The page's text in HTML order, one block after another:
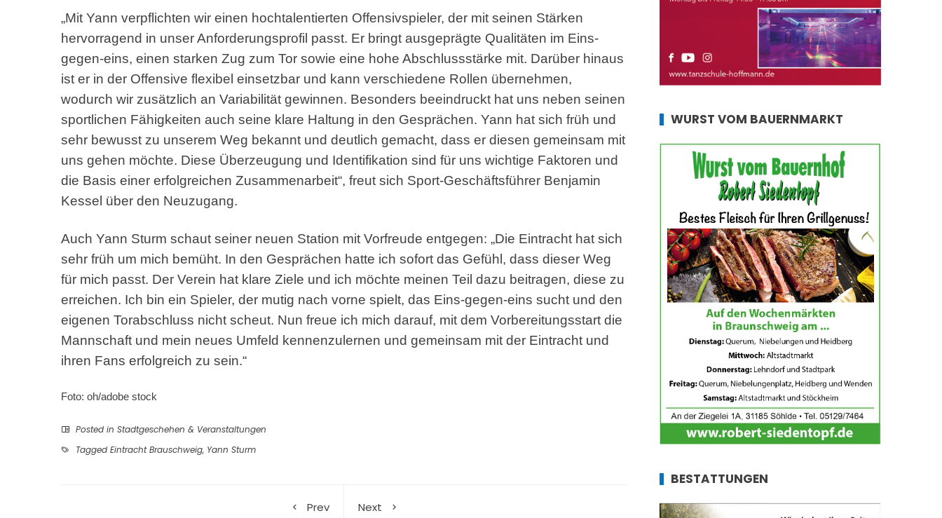
„Mit Yann verpflichten wir einen hochtalentierten Offensivspieler, der mit seinen Stärken
hervorragend in unser Anforderungsprofil passt. Er bringt ausgeprägte Qualitäten im Eins-
gegen-eins, einen starken Zug zum Tor sowie eine hohe Abschlussstärke mit. Darüber hinaus
ist er in der Offensive flexibel einsetzbar und kann verschiedene Rollen übernehmen,
wodurch wir zusätzlich an Variabilität gewinnen. Besonders beeindruckt hat uns neben seinen
sportlichen Fähigkeiten auch seine klare Haltung in den Gesprächen. Yann hat sich früh und
sehr bewusst zu unserem Weg bekannt und deutlich gemacht, dass er diesen gemeinsam mit
uns gehen möchte. Diese Überzeugung und Identifikation sind für uns wichtige Faktoren und
die Basis einer erfolgreichen Zusammenarbeit“, freut sich Sport-Geschäftsführer Benjamin
Kessel über den Neuzugang.
Auch Yann Sturm schaut seiner neuen Station mit Vorfreude entgegen: „Die Eintracht hat sich
sehr früh um mich bemüht. In den Gesprächen hatte ich sofort das Gefühl, dass dieser Weg
für mich passt. Der Verein hat klare Ziele und ich möchte meinen Teil dazu beitragen, diese zu
erreichen. Ich bin ein Spieler, der mutig nach vorne spielt, das Eins-gegen-eins sucht und den
eigenen Torabschluss nicht scheut. Nun freue ich mich darauf, mit dem Vorbereitungsstart die
Mannschaft und mein neues Umfeld kennenzulernen und gemeinsam mit der Eintracht und
ihren Fans erfolgreich zu sein.“
Foto: oh/adobe stock
Posted in Stadtgeschehen & Veranstaltungen
Tagged Eintracht Brauschweig, Yann Sturm
Prev
Next
WURST VOM BAUERNMARKT
BESTATTUNGEN